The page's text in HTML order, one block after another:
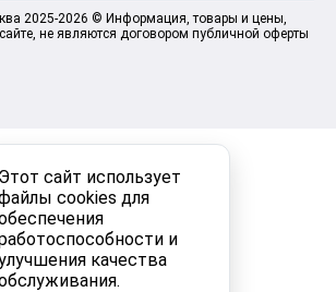
Этот сайт использует
cookies для
и
качества
2025-2026 © Информация, товары и цены,
не являются договором публичной оферты